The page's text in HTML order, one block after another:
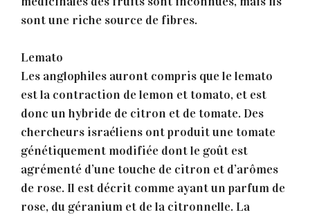
sont une riche source de fibres.
Lemato
Les anglophiles auront compris que le lemato
est la contraction de lemon et tomato, et est
donc un hybride de citron et de tomate. Des
chercheurs israéliens ont produit une tomate
génétiquement modifiée dont le goût est
agrémenté d’une touche de citron et d’arômes
de rose. Il est décrit comme ayant un parfum de
rose, du géranium et de la citronnelle. La